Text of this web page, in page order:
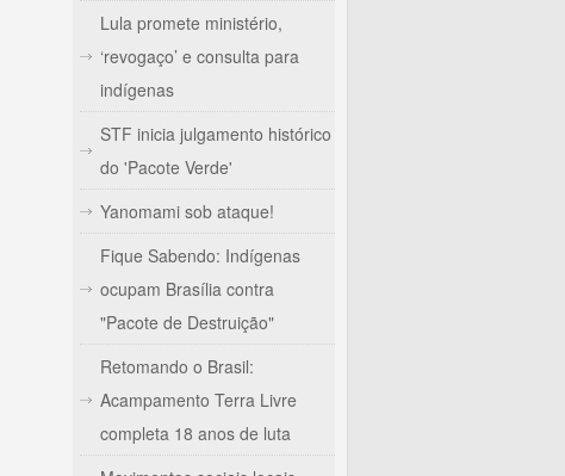
Lula promete ministério,
‘revogaço’ e consulta para
indígenas
STF inicia julgamento histórico
do 'Pacote Verde'
Yanomami sob ataque!
Fique Sabendo: Indígenas
ocupam Brasília contra
"Pacote de Destruição"
Retomando o Brasil:
Acampamento Terra Livre
completa 18 anos de luta